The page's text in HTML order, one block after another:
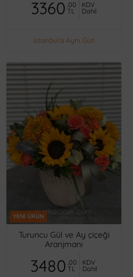
3360 ,00
TL
KDV
Dahil
İstanbul'a Aynı Gün
YENİ ÜRÜN
Turuncu Gül ve Ay çiçeği
Aranjmanı
3480 ,00
TL
KDV
Dahil